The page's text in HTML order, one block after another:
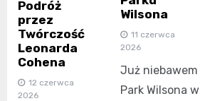
Podróż
przez
Twórczość
Leonarda
Cohena
12 czerwca
2026
Wilsona
11 czerwca
2026
Już niebawem
Park Wilsona w